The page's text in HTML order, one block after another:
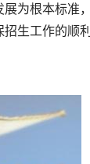
为根本标准
生工作的顺利